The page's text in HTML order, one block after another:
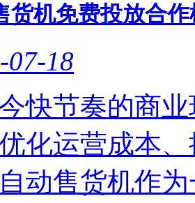
货机免费投放合
07-18
快节奏的商
化运营成本
动售货机作